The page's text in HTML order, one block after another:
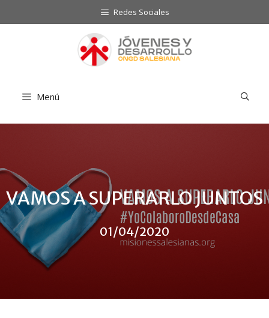
al
Redes Sociales
Menú
VAMOS A SUPERARLO JUNTOS
01/04/2020